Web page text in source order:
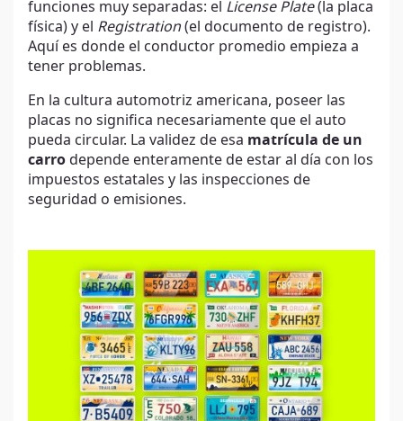
funciones muy separadas: el
License Plate(la placa
física) y el
Registration (el documento de registro).
Aquí es donde el conductor promedio empieza a
tener problemas.
En la cultura automotriz americana, poseer las
placas no significa necesariamente que el auto
pueda circular. La validez de esa matrícula de un
carro depende enteramente de estar al día con los
impuestos estatales y las inspecciones de
seguridad o emisiones.